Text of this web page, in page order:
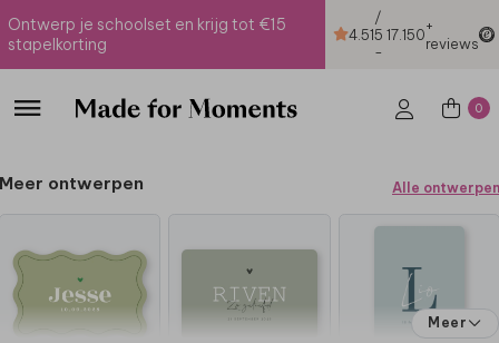
Ontwerp je schoolset en krijg tot €15
stapelkorting
4.51
/
5
-
17.150+
reviews
0
Meer ontwerpen Alle ontwerpen
Meer